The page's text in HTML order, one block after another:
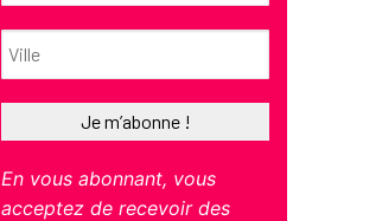
En vous abonnant, vous
acceptez de recevoir des